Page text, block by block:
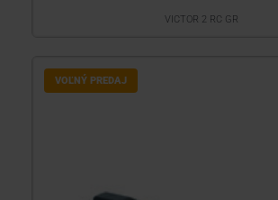
VICTOR 2 RC GR
VOĽNÝ PREDAJ